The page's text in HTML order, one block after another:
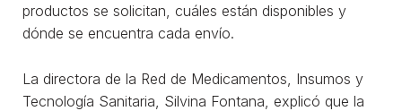
productos se solicitan, cuáles están disponibles y
dónde se encuentra cada envío.
La directora de la Red de Medicamentos, Insumos y
Tecnología Sanitaria, Silvina Fontana, explicó que la